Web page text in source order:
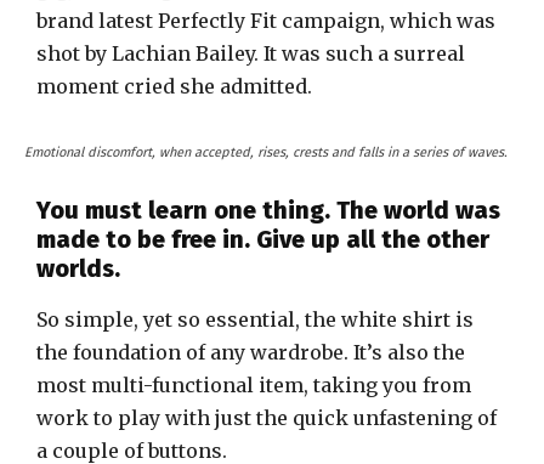
brand latest Perfectly Fit campaign, which was
shot by Lachian Bailey. It was such a surreal
moment cried she admitted.
Emotional discomfort, when accepted, rises, crests and falls in a series of waves.
You must learn one thing. The world was
made to be free in. Give up all the other
worlds.
So simple, yet so essential, the white shirt is
the foundation of any wardrobe. It’s also the
most multi-functional item, taking you from
work to play with just the quick unfastening of
a couple of buttons.